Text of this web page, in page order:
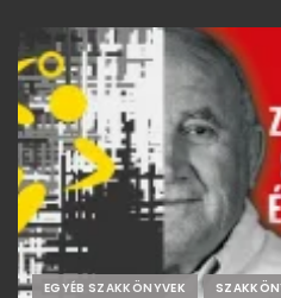
EGYÉB SZAKKÖNYVEK